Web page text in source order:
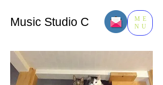
Music​ Studio C
ME
NU